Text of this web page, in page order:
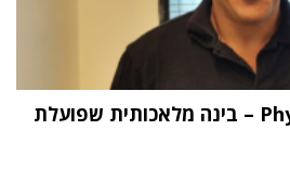
"העתיד הוא Physical AI – בינה מלאכותית שפועלת